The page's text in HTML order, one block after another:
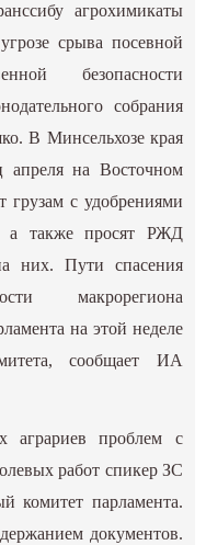
агрохимикаты
срыва посевной
безопасности
собрания
В Минсельхозе края
апреля на Восточном
грузам с удобрениями
а также просят РЖД
них. Пути спасения
макрорегиона
на этой неделе
сообщает ИА
аграриев проблем с
работ спикер ЗС
комитет парламента.
документов.